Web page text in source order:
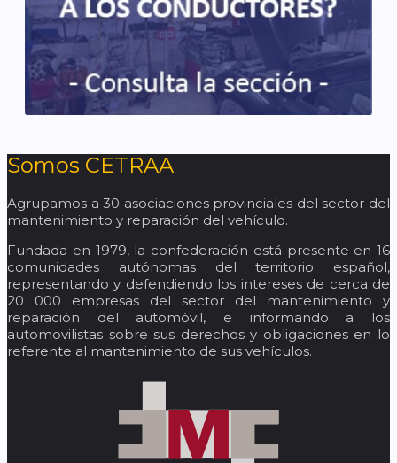
Somos CETRAA
Agrupamos a 30 asociaciones provinciales del sector del
mantenimiento y reparación del vehículo.
Fundada en 1979, la confederación está presente en 16
comunidades autónomas del territorio español,
representando y defendiendo los intereses de cerca de
20 000 empresas del sector del mantenimiento y
reparación del automóvil, e informando a los
automovilistas sobre sus derechos y obligaciones en lo
referente al mantenimiento de sus vehículos.